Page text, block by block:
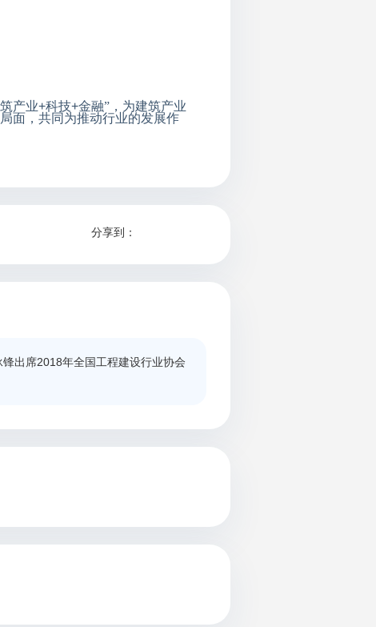
产业+科技+金融”，为建筑产业
面，共同为推动行业的发展作
分享到：
出席2018年全国工程建设行业协会